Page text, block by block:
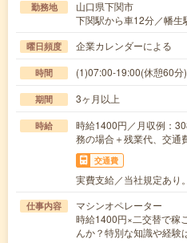
勤務地
山口県下関市
下関駅から車12分／幡生
曜日頻度 企業カレンダーによる
時間 (1)07:00-19:00(休憩60
期間 3ヶ月以上
時給
時給1400円／月収例：
務の場合＋残業代、交通
交通費
実費支給／当社規定あり
仕事内容
マシンオペレーター
時給1400円×二交替で稼
んか？特別な知識や経